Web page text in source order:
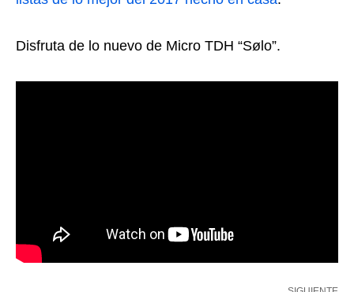
Disfruta de lo nuevo de Micro TDH “Sølo”.